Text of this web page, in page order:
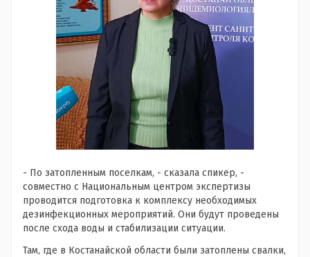
- По затопленным поселкам, - сказала спикер, -
совместно с Национальным центром экспертизы
проводится подготовка к комплексу необходимых
дезинфекционных мероприятий. Они будут проведены
после схода воды и стабилизации ситуации.
Там, где в Костанайской области были затоплены свалки,